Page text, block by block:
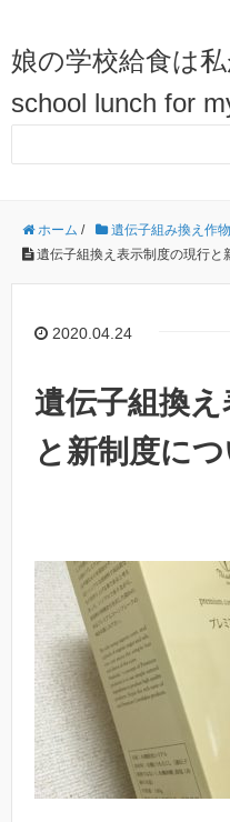
娘の学校給食は
school lunch for
ホーム / 遺伝子組み換え作
遺伝子組換え表示制度の現行と
2020.04.24
遺伝子組換
と新制度に